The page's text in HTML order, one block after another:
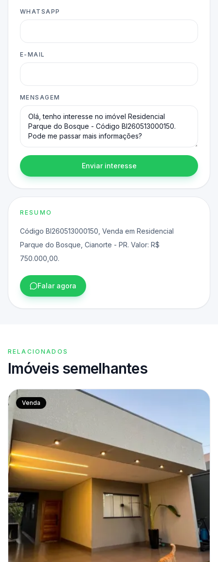
WHATSAPP
E-MAIL
MENSAGEM
Enviar interesse
RESUMO
Código BI260513000150, Venda em Residencial
Parque do Bosque, Cianorte - PR. Valor: R$
750.000,00.
Falar agora
RELACIONADOS
Imóveis semelhantes
Venda